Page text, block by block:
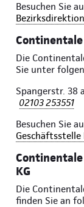
Besuchen Sie
Continentale
Die
Sie unter
Spangerstr. 38
02103 253551
Besuchen Sie
Geschäftsstelle
Continentale
KG
Die
finden Sie an